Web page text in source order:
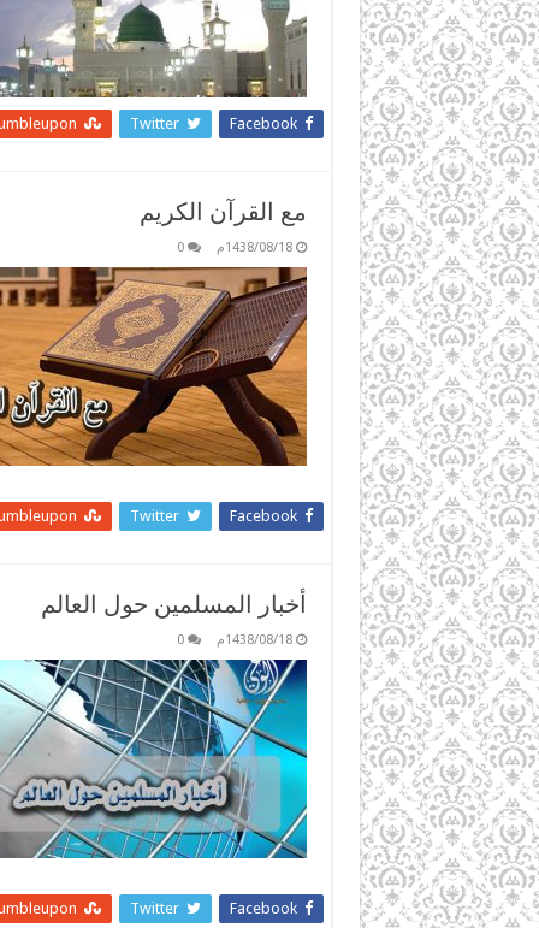
Facebook
Twitter
مع القرآن الكريم
1438/08/18م 0
Facebook
Twitter
أخبار المسلمين حول العالم
1438/08/18م 0
Facebook
Twitter